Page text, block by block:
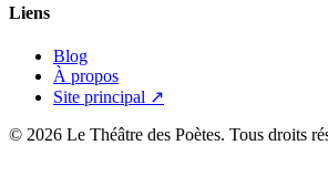
Liens
Blog
À propos
Site principal ↗
© 2026 Le Théâtre des Poètes. Tous droits